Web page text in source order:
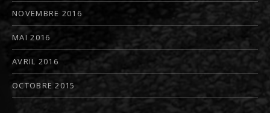
NOVEMBRE 2016
MAI 2016
AVRIL 2016
OCTOBRE 2015